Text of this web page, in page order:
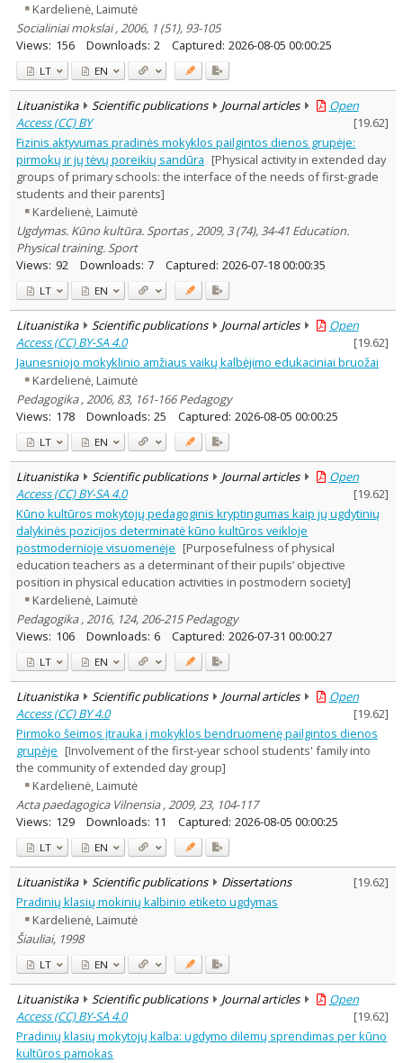
Kardelienė, Laimutė
Socialiniai mokslai , 2006, 1 (51), 93-105
Views: 156 Downloads: 2 Captured: 2026-08-05 00:00:25
LT EN
Lituanistika Scientific publications Journal articles
Open
Access (CC) BY
[19.62]
Fizinis aktyvumas pradinės mokyklos pailgintos dienos grupėje:
pirmokų ir jų tėvų poreikių sandūra [Physical activity in extended day
groups of primary schools: the interface of the needs of first-grade
students and their parents]
Kardelienė, Laimutė
Ugdymas. Kūno kultūra. Sportas , 2009, 3 (74), 34-41 Education.
Physical training. Sport
Views: 92 Downloads: 7 Captured: 2026-07-18 00:00:35
LT EN
Lituanistika Scientific publications Journal articles
Open
Access (CC) BY-SA 4.0
[19.62]
Jaunesniojo mokyklinio amžiaus vaikų kalbėjimo edukaciniai bruožai
Kardelienė, Laimutė
Pedagogika , 2006, 83, 161-166 Pedagogy
Views: 178 Downloads: 25 Captured: 2026-08-05 00:00:25
LT EN
Lituanistika Scientific publications Journal articles
Open
Access (CC) BY-SA 4.0
[19.62]
Kūno kultūros mokytojų pedagoginis kryptingumas kaip jų ugdytinių
dalykinės pozicijos determinatė kūno kultūros veikloje
postmodernioje visuomenėje [Purposefulness of physical
education teachers as a determinant of their pupils’ objective
position in physical education activities in postmodern society]
Kardelienė, Laimutė
Pedagogika , 2016, 124, 206-215 Pedagogy
Views: 106 Downloads: 6 Captured: 2026-07-31 00:00:27
LT EN
Lituanistika Scientific publications Journal articles
Open
Access (CC) BY 4.0
[19.62]
Pirmoko šeimos įtrauka į mokyklos bendruomenę pailgintos dienos
grupėje [Involvement of the first-year school students' family into
the community of extended day group]
Kardelienė, Laimutė
Acta paedagogica Vilnensia , 2009, 23, 104-117
Views: 129 Downloads: 11 Captured: 2026-08-05 00:00:25
LT EN
Lituanistika Scientific publications Dissertations [19.62]
Pradinių klasių mokinių kalbinio etiketo ugdymas
Kardelienė, Laimutė
Šiauliai, 1998
LT EN
Lituanistika Scientific publications Journal articles
Open
Access (CC) BY-SA 4.0
[19.62]
Pradinių klasių mokytojų kalba: ugdymo dilemų sprendimas per kūno
kultūros pamokas